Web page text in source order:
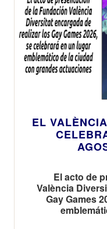
EL
El acto de
València
Gay Games